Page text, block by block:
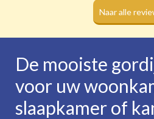
(dubbele tunnel)
Naar alle
De mooiste
voor uw
slaapkamer of